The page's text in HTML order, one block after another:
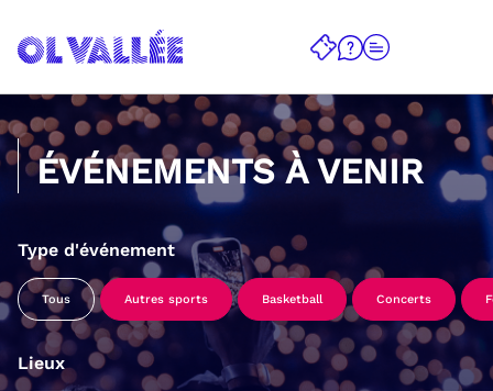
ÉVÉNEMENTS À VENIR
Type d'événement
Tous Autres sports Basketball Concerts
Lieux